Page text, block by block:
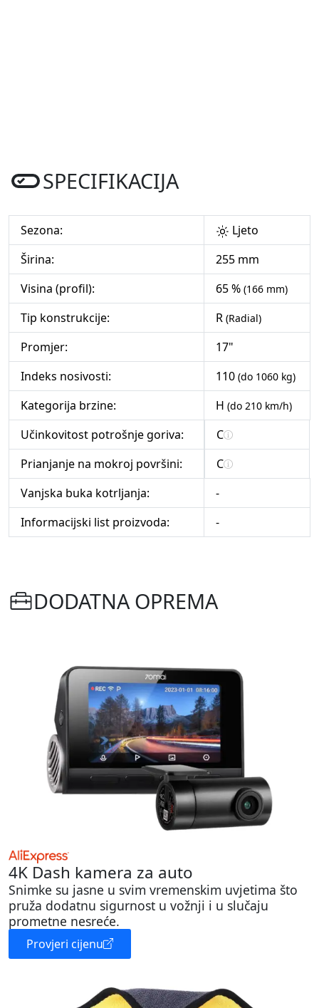
SPECIFIKACIJA
Sezona:
Ljeto
Širina:
255 mm
Visina (profil):
65 % (166 mm)
Tip konstrukcije: R (Radial)
Promjer:
17"
Indeks nosivosti:
110 (do 1060 kg)
Kategorija brzine: H (do 210 km/h)
Učinkovitost potrošnje goriva:
C
Prianjanje na mokroj površini:
C
Vanjska buka kotrljanja:
-
Informacijski list proizvoda:
-
DODATNA OPREMA
4K Dash kamera za auto
Snimke su jasne u svim vremenskim uvjetima što
pruža dodatnu sigurnost u vožnji i u slučaju
prometne nesreće.
Provjeri cijenu